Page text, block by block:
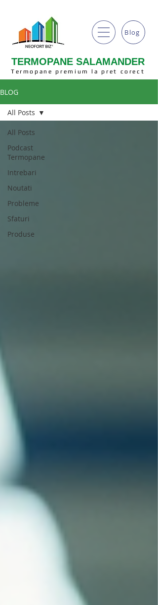
TERMOPANE SALAMANDER
Termopane premium la pret corect
Blog
BLOG
All Posts
Podcast
Termopane
Intrebari
Noutati
Probleme
Sfaturi
Produse
All Posts